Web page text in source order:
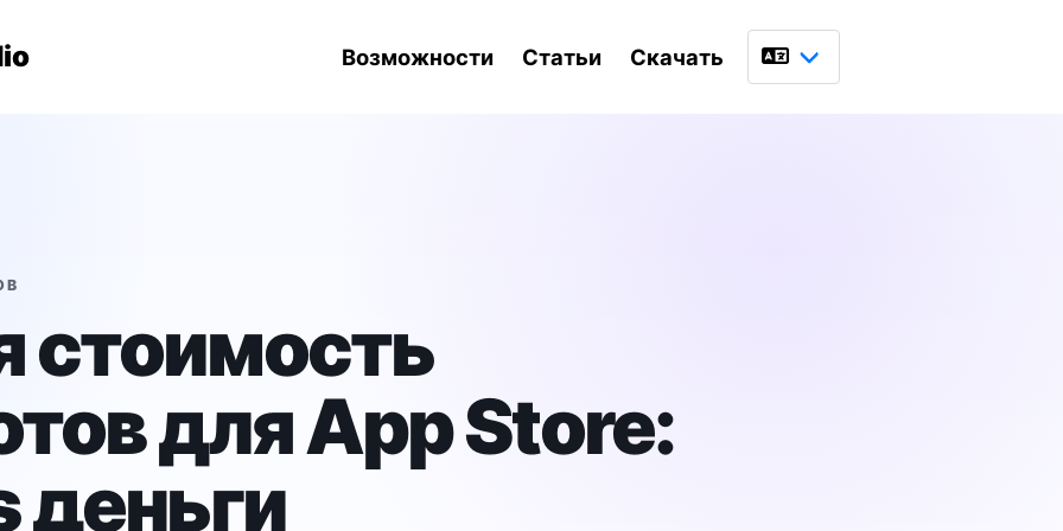
Возможности Статьи Скачать
Язык
стоимость
для App Store:
деньги